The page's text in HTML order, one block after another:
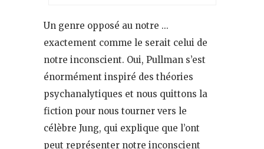
Un genre opposé au notre …
exactement comme le serait celui de
notre inconscient. Oui, Pullman s’est
énormément inspiré des théories
psychanalytiques et nous quittons la
fiction pour nous tourner vers le
célèbre Jung, qui explique que l’ont
peut représenter notre inconscient